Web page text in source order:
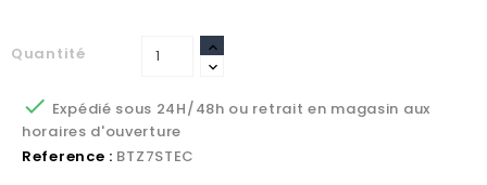
Quantité
 Expédié sous 24H/48h ou retrait en magasin aux
horaires d'ouverture
Reference : BTZ7STEC